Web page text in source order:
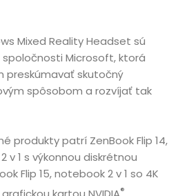
Mixed Reality Headset sú
Microsoft, ktorá
preskúmavať skutočný
spôsobom a rozvíjať tak
produkty patrí ZenBook Flip 14,
1 s výkonnou diskrétnou
Flip 15, notebook 2 v 1 so 4K
®